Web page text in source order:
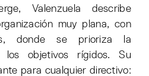
Valenzuela describe
muy plana, con
donde se prioriza la
los objetivos rígidos. Su
para cualquier directivo: